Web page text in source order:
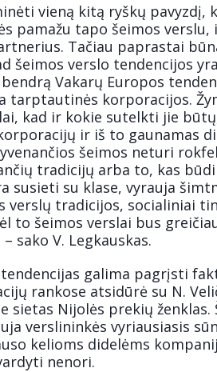
vieną kitą ryškų pavyzdį,
pamažu tapo šeimos verslu,
Tačiau paprastai
šeimos verslo tendencijos
Vakarų Europos
tarptautinės korporacijos.
kad ir kokie sutelkti jie
ir iš to gaunamas
šeimos neturi
tradicijų arba to, kas
susieti su klase, vyrauja
verslų tradicijos, socialiniai
to šeimos verslai bus
sako V. Legkauskas.
galima pagrįsti
rankose atsidūrė su N.
sietas Nijolės prekių ženklas.
verslininkės vyriausiasis
kelioms didelėms
nenori.